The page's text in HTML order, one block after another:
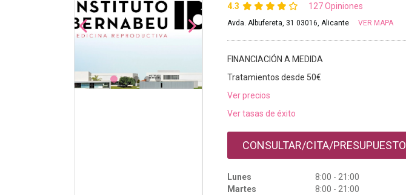
4.3 127 Opiniones
Avda. Albufereta, 31 03016, Alicante VER MAPA
FINANCIACIÓN A MEDIDA
Tratamientos desde 50€
Ver precios
Ver tasas de éxito
CONSULTAR/CITA/PRESUPUESTO
Lunes
8:00 - 21:00
Martes
8:00 - 21:00